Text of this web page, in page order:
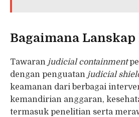
Bagaimana Lanskap
Tawaran judicial containment
dengan penguatan judicial
keamanan dari berbagai
kemandirian anggaran,
termasuk penelitian serta